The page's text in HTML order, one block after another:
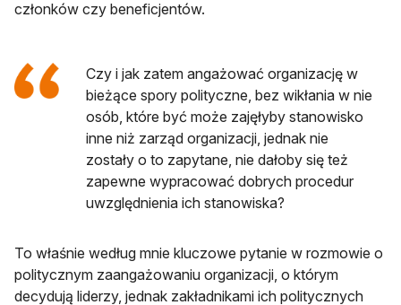
członków czy beneficjentów.
Czy i jak zatem angażować organizację w
bieżące spory polityczne, bez wikłania w nie
osób, które być może zajęłyby stanowisko
inne niż zarząd organizacji, jednak nie
zostały o to zapytane, nie dałoby się też
zapewne wypracować dobrych procedur
uwzględnienia ich stanowiska?
To właśnie według mnie kluczowe pytanie w rozmowie o
politycznym zaangażowaniu organizacji, o którym
decydują liderzy, jednak zakładnikami ich politycznych